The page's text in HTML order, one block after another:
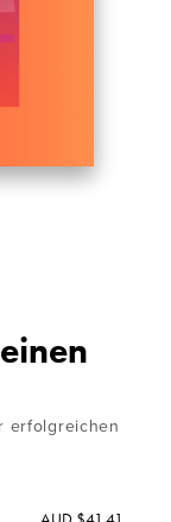
erfolgreichen